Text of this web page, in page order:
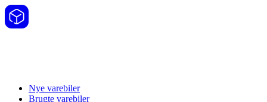
Nye varebiler
Brugte varebiler